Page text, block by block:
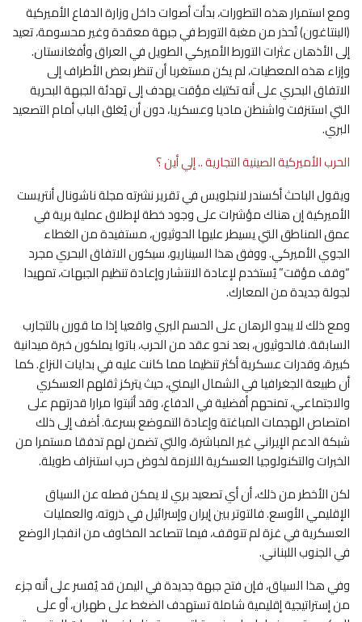
ومع استمرار هذه التطورات، بدأت أصوات داخل وزارة الدفاع الأميركية
(البنتاغون) تُحذر من مغبة التورط في جبهة معقدة وغير محسومة، تعيد
إلى الأذهان عثرات التورط الأميركي الطويل في العراق وأفغانستان.
وإزاء هذه المعطيات، لم يكن مستغربا أن تنظر بعض الأطراف إلى
الاتفاق البحري على أنه تكتيك مؤقت يهدف إلى تهدئة الجبهة البحرية
التي استنزفت واشنطن ماديا وعسكريا، دون أن يُغلق الباب أمام التصعيد
البري.
الحرب الأميركية الصينية التجارية .. إلي أين ؟
ويقول الباحث أكسندر لانجلويس في تقرير نشرته مجلة ناشونال أنتريست
الأميركية إن هناك مؤشرات على وجود خطة لإطلاق عملية برية في
عمق المناطق التي يسيطر عليها الحوثيون، مستفيدة من الغطاء
الجوي الأميركي. ووفق هذا السيناريو، سيكون الاتفاق البحري مجرد
“وقف مؤقت” يُستخدم لإعادة الانتشار وإعادة تنظيم الجبهات، تمهيدا
لجولة جديدة من المعارك.
ومع ذلك لا يبدو الرهان على الحسم البري واقعيا إذا ما قورن بالتجارب
السابقة. فالحوثيون، بعد نحو عقد من الحرب، باتوا يملكون خبرة ميدانية
كبيرة، وقدرات عسكرية أكثر تنظيما مما كانت عليه في بدايات النزاع. كما
أن طبيعة الجغرافيا في الشمال اليمني، حيث يتركز ثقلهم العسكري
والاجتماعي، تمنحهم أفضلية في الدفاع، وقد أثبتوا مرارا قدرتهم على
امتصاص الهجمات المباغتة وإعادة التموضع بسرعة. أضف إلى ذلك
شبكة الدعم الإيراني غير المباشرة، والتي تضمن لهم تدفقا مستمرا من
الخبرات والتكنولوجيا العسكرية اللازمة لخوض حرب استنزاف طويلة.
لكن الأخطر من ذلك، أن أي تصعيد بري لا يمكن فصله عن السياق
الإقليمي الأوسع. فالتوتر بين إيران وإسرائيل في ذروته، والعمليات
العسكرية في غزة لم تتوقف، فيما تتصاعد المخاوف من انفجار الوضع
في الجنوب اللبناني.
وفي هذا السياق، فإن فتح جبهة جديدة في اليمن قد يُفسر على أنه جزء
من إستراتيجية إقليمية شاملة تستهدف الضغط على طهران، أو على